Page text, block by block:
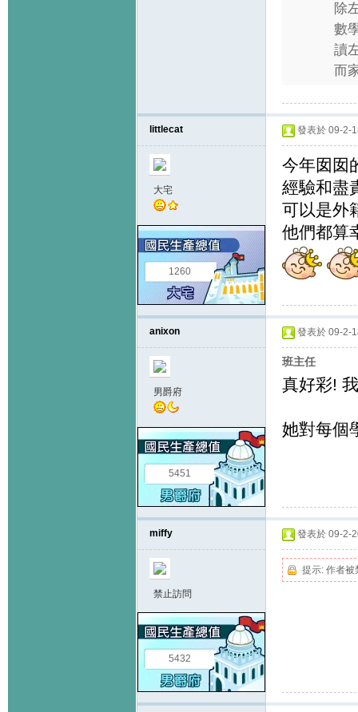
除
數
讀
而
littlecat
大宅
1260
發表於 09-2-
今年囡囡
經驗和盡
可以是外
他們都算
anixon
男爵府
5451
發表於 09-2-
班主任
真好彩!
她對每個
miffy
禁止訪問
5432
發表於 09-2-
提示: 作者被